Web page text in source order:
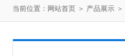
当前位置： 网站首页 ＞ 产品展示 ＞